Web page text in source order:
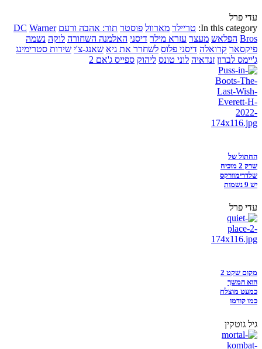
עדי פרל
In this category: טריילר מארוול פוסטר תור: אהבה ורעם DC Warner
Bros הפלאש מעצר עזרא מילר דיסני האלמנה השחורה לוקה נשמה
פיקסאר קרואלה דיסני פלוס לשחרר את גיא שאנג-צ'י שירות סטרימינג
ג'יימס לברון זנדאיה לוני טונס ליהוק ספייס ג'אם 2
החתול של
שרק 2 מוכיח
שלדרימוורקס
יש 9 נשמות
עדי פרל
מקום שקט 2
הוא המשך
כמעט מוצלח
כמו קודמו
גיל גוטקין